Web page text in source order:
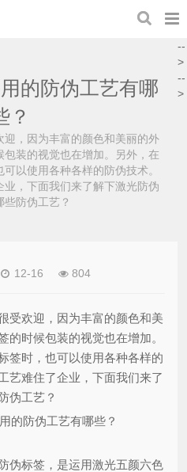
的防伪工艺有哪
？
，因为丰富的颜色和美丽的外
装的视觉也在增加。另外，在
以使用各种各样的防伪技术。
，下面我们来了解下激光防伪
些防伪工艺？
12-16 804
欢迎，因为丰富的颜色和美
的时候包装的视觉也在增加。
签时，也可以使用各种各样的
艺难住了企业，下面我们来了
伪工艺？
标签，是运用激光五颜六色
--
>
--
>